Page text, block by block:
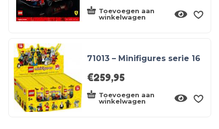
Toevoegen aan
winkelwagen
71013 – Minifigures serie 16
€259,95
Toevoegen aan
winkelwagen